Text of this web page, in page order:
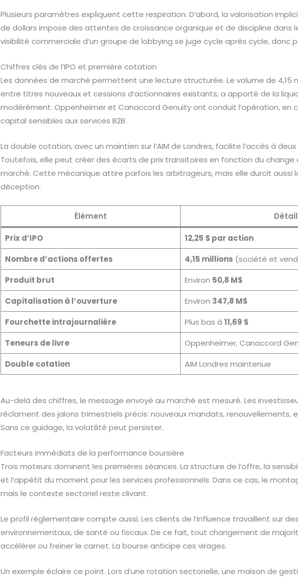
Plusieurs paramètres expliquent cette respiration. D’abord, la valorisation
de dollars impose des attentes de croissance organique et de discipline dans
visibilité commerciale d’un groupe de lobbying se juge cycle après cycle, donc
Chiffres clés de l’IPO et première cotation
Les données de marché permettent une lecture structurée. Le volume de 4,15
entre titres nouveaux et cessions d’actionnaires existants, a apporté de la
modérément. Oppenheimer et Canaccord Genuity ont conduit l’opération, en
capital sensibles aux services B2B.
La double cotation, avec un maintien sur l’AIM de Londres, facilite l’accès à
Toutefois, elle peut créer des écarts de prix transitoires en fonction du change
marché. Cette mécanique attire parfois les arbitrageurs, mais elle durcit aussi
déception.
Élément Détail
Prix d’IPO
12,25 $ par action
Nombre d’actions offertes
4,15 millions (société et
Produit brut
Environ 50,8 M$
Capitalisation à l’ouverture
Environ 347,8 M$
Fourchette intrajournalière
Plus bas à 11,69 $
Teneurs de livre
Oppenheimer, Canaccord
Double cotation
AIM Londres maintenue
Au-delà des chiffres, le message envoyé au marché est mesuré. Les
réclament des jalons trimestriels précis: nouveaux mandats, renouvellements,
Sans ce guidage, la volatilité peut persister.
Facteurs immédiats de la performance boursière
Trois moteurs dominent les premières séances. La structure de l’offre, la
et l’appétit du moment pour les services professionnels. Dans ce cas, le
mais le contexte sectoriel reste clivant.
Le profil réglementaire compte aussi. Les clients de l’influence travaillent sur
environnementaux, de santé ou fiscaux. De ce fait, tout changement de
accélérer ou freiner le carnet. La bourse anticipe ces virages.
Un exemple éclaire ce point. Lors d’une rotation sectorielle, une maison de